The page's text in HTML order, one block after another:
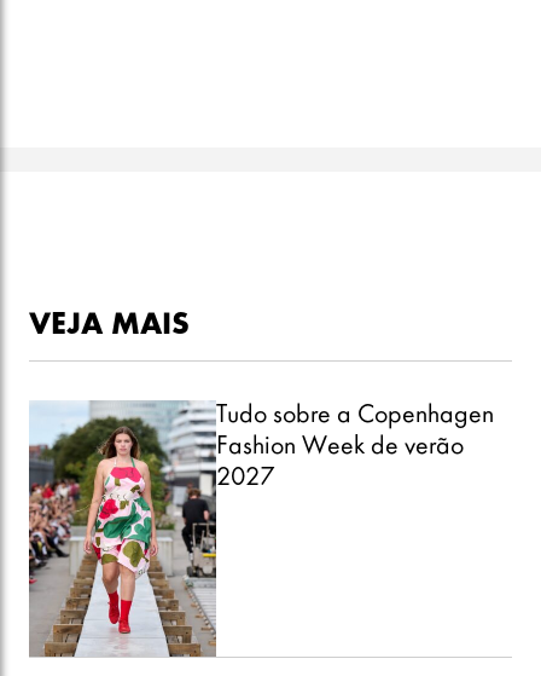
VEJA MAIS
Tudo sobre a Copenhagen
Fashion Week de verão
2027